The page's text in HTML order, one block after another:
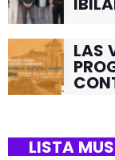
LAS
LISTA